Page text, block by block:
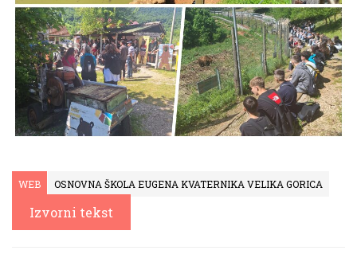
WEB OSNOVNA ŠKOLA EUGENA KVATERNIKA VELIKA GORICA
Izvorni tekst